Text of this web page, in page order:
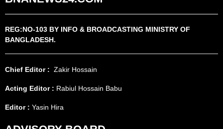
REG:NO-103 BY INFO & BROADCASTING MINISTRY OF
BANGLADESH.
Chief Editor : Zakir Hossain
Acting Editor : Rabiul Hossain Babu
Editor : Yasin Hira